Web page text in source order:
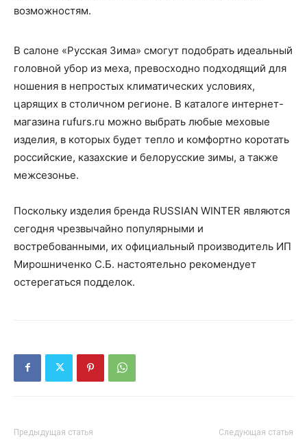
возможностям.
В салоне «Русская Зима» смогут подобрать идеальный
головной убор из меха, превосходно подходящий для
ношения в непростых климатических условиях,
царящих в столичном регионе. В каталоге интернет-
магазина rufurs.ru можно выбрать любые меховые
изделия, в которых будет тепло и комфортно коротать
российские, казахские и белорусские зимы, а также
межсезонье.
Поскольку изделия бренда RUSSIAN WINTER являются
сегодня чрезвычайно популярными и
востребованными, их официальный производитель ИП
Мирошниченко С.Б. настоятельно рекомендует
остерегаться подделок.
Предыдущая статья Следующая статья